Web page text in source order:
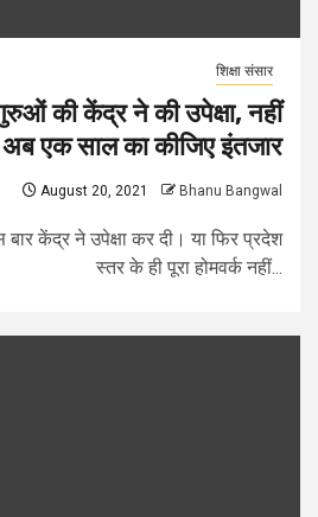
शिक्षा संसार
की केंद्र ने की उपेक्षा, नहीं
एक साल का कीजिए इंतजार
August 20, 2021 Bhanu Bangwal
केंद्र ने उपेक्षा कर दी। या फिर प्रदेश
स्तर के ही पूरा होमवर्क नहीं...